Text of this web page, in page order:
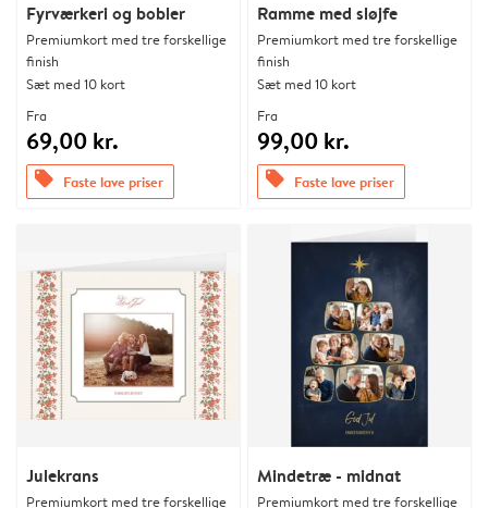
Fyrværkeri og bobler
Premiumkort med tre forskellige
finish
Sæt med 10 kort
Fra
69,00 kr.
offers Faste lave priser
Ramme med sløjfe
Premiumkort med tre forskellige
finish
Sæt med 10 kort
Fra
99,00 kr.
offers Faste lave priser
Julekrans
Premiumkort med tre forskellige
Mindetræ - midnat
Premiumkort med tre forskellige